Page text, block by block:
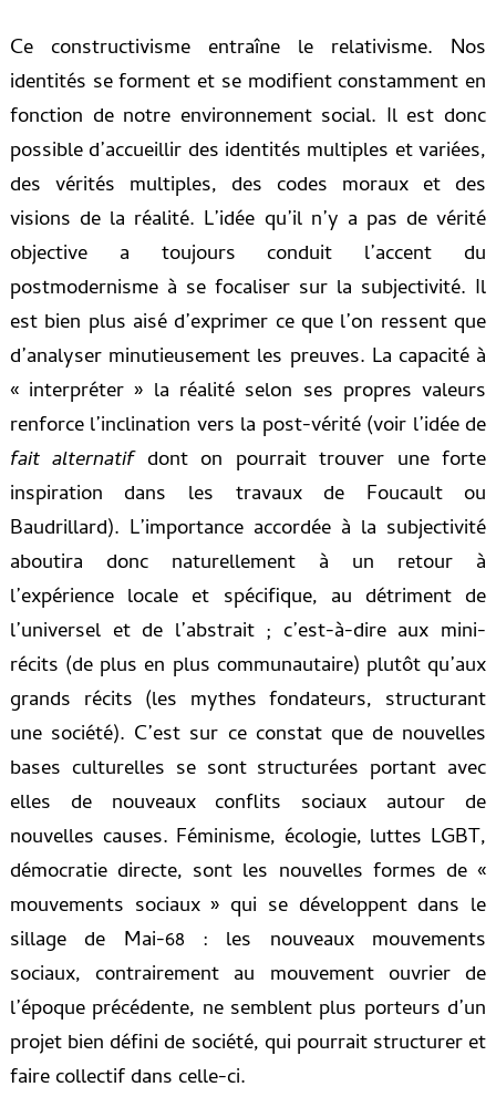
Ce constructivisme entraîne le relativisme. Nos
identités se forment et se modifient constamment en
fonction de notre environnement social. Il est donc
possible d’accueillir des identités multiples et variées,
des vérités multiples, des codes moraux et des
visions de la réalité. L’idée qu’il n’y a pas de vérité
objective a toujours conduit l’accent du
postmodernisme à se focaliser sur la subjectivité. Il
est bien plus aisé d’exprimer ce que l’on ressent que
d’analyser minutieusement les preuves. La capacité à
« interpréter » la réalité selon ses propres valeurs
renforce l’inclination vers la post-vérité (voir l’idée de
fait alternatifdont on pourrait trouver une forte
inspiration dans les travaux de Foucault ou
Baudrillard). L’importance accordée à la subjectivité
aboutira donc naturellement à un retour à
l’expérience locale et spécifique, au détriment de
l’universel et de l’abstrait ; c’est-à-dire aux mini-
récits (de plus en plus communautaire) plutôt qu’aux
grands récits (les mythes fondateurs, structurant
une société). C’est sur ce constat que de nouvelles
bases culturelles se sont structurées portant avec
elles de nouveaux conflits sociaux autour de
nouvelles causes. Féminisme, écologie, luttes LGBT,
démocratie directe, sont les nouvelles formes de «
mouvements sociaux » qui se développent dans le
sillage de Mai-68 : les nouveaux mouvements
sociaux, contrairement au mouvement ouvrier de
l’époque précédente, ne semblent plus porteurs d’un
projet bien défini de société, qui pourrait structurer et
faire collectif dans celle-ci.